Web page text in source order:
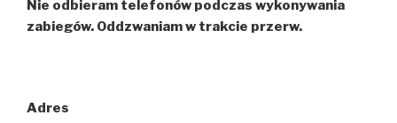
Nie odbieram telefonów podczas wykonywania
zabiegów. Oddzwaniam w trakcie przerw.
Adres